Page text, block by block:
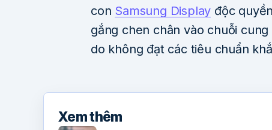
con Samsung Display độc
gắng chen chân vào chuỗi
do không đạt các tiêu chuẩn
Xem thêm